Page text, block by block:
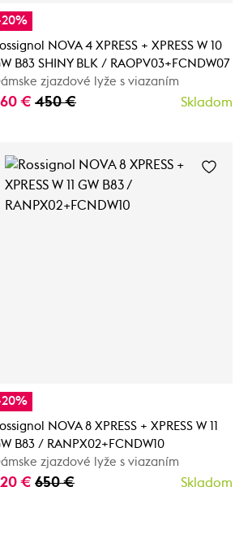
20%
NOVA 4 XPRESS + XPRESS W 10
B83 SHINY BLK / RAOPV03+FCNDW07
zjazdové lyže s viazaním
€ 450 € Skladom
20%
NOVA 8 XPRESS + XPRESS W 11
B83 / RANPX02+FCNDW10
zjazdové lyže s viazaním
€ 650 € Skladom